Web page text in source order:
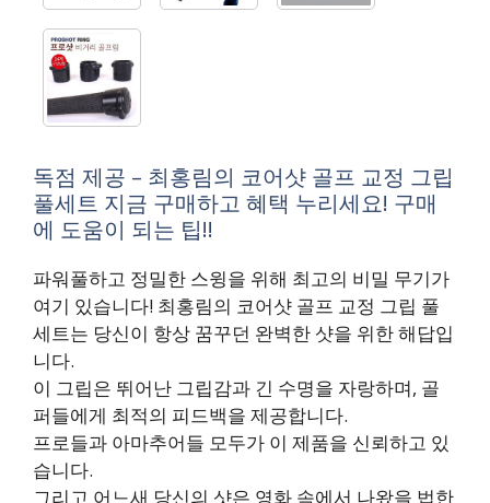
독점 제공 – 최홍림의 코어샷 골프 교정 그립
풀세트 지금 구매하고 혜택 누리세요! 구매
에 도움이 되는 팁!!
파워풀하고 정밀한 스윙을 위해 최고의 비밀 무기가
여기 있습니다! 최홍림의 코어샷 골프 교정 그립 풀
세트는 당신이 항상 꿈꾸던 완벽한 샷을 위한 해답입
니다.
이 그립은 뛰어난 그립감과 긴 수명을 자랑하며, 골
퍼들에게 최적의 피드백을 제공합니다.
프로들과 아마추어들 모두가 이 제품을 신뢰하고 있
습니다.
그리고 어느새 당신의 샷은 영화 속에서 나왔을 법한